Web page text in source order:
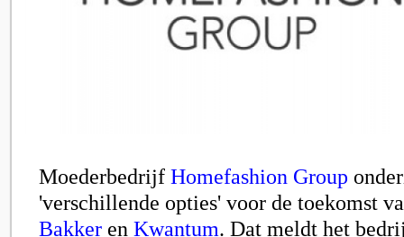
Moederbedrijf Homefashion Group
'verschillende opties' voor de toekomst
Bakker en Kwantum. Dat meldt het